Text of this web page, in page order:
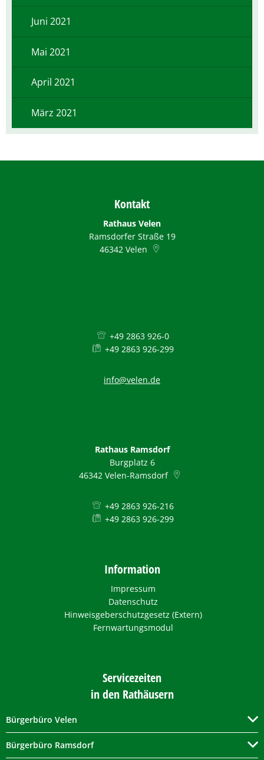
Juni 2021
Mai 2021
April 2021
März 2021
Kontakt
Rathaus Velen
Ramsdorfer Straße 19
46342 Velen
+49 2863 926-0
+49 2863 926-299
info@velen.de
Rathaus Ramsdorf
Burgplatz 6
46342 Velen-Ramsdorf
+49 2863 926-216
+49 2863 926-299
Information
Impressum
Datenschutz
Hinweisgeberschutzgesetz (Extern)
Fernwartungsmodul
Servicezeiten
in den Rathäusern
Bürgerbüro Velen
Bürgerbüro Ramsdorf